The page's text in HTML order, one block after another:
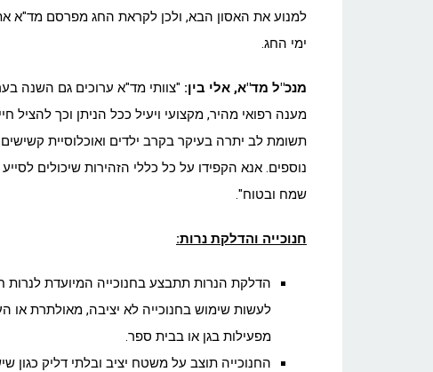
למנוע את האסון הבא, ולכן לקראת החג מפרסם
ימי החג.
מנכ"ל מד"א, אלי בין: "צוותי מד"א ערוכים גם השנה
מענה רפואי מהיר, מקצועי ויעיל ככל הניתן וכך
תשומת לב יתרה בעיקר בקרב ילדים ואוכלוסיית
נוספים. אנא הקפידו על כל כללי הזהירות שיכולים
שמח ובטוח".
חנוכייה והדלקת נרות:
הדלקת הנרות תתבצע בחנוכייה המיועדת לנרות
לעשות שימוש בחנוכייה לא יציבה, מאולתרת או
מפעילות בגן או בבית ספר.
החנוכייה תוצב על משטח יציב ובלתי דליק